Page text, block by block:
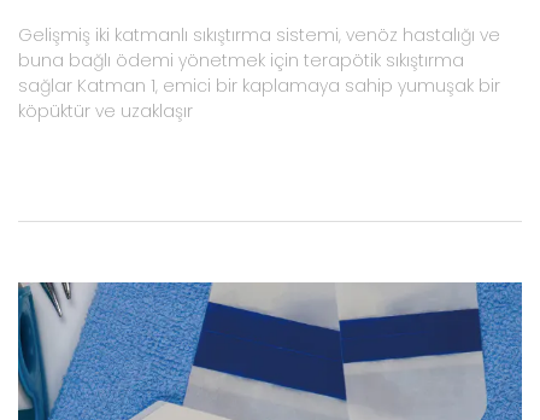
Gelişmiş iki katmanlı sıkıştırma sistemi, venöz hastalığı ve
buna bağlı ödemi yönetmek için terapötik sıkıştırma
sağlar Katman 1, emici bir kaplamaya sahip yumuşak bir
köpüktür ve uzaklaşır